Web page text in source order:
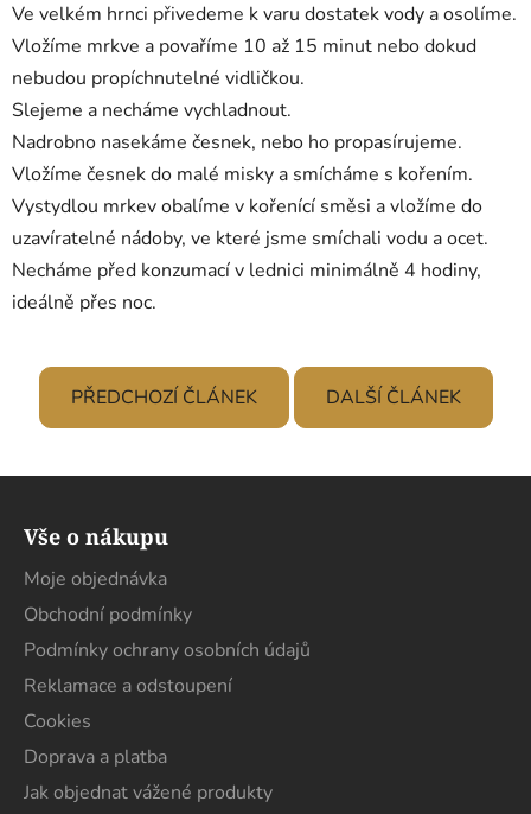
Ve velkém hrnci přivedeme k varu dostatek vody a osolíme.
Vložíme mrkve a povaříme 10 až 15 minut nebo dokud
nebudou propíchnutelné vidličkou.
Slejeme a necháme vychladnout.
Nadrobno nasekáme česnek, nebo ho propasírujeme.
Vložíme česnek do malé misky a smícháme s kořením.
Vystydlou mrkev obalíme v kořenící směsi a vložíme do
uzavíratelné nádoby, ve které jsme smíchali vodu a ocet.
Necháme před konzumací v lednici minimálně 4 hodiny,
ideálně přes noc.
PŘEDCHOZÍ ČLÁNEK DALŠÍ ČLÁNEK
Vše o nákupu
Moje objednávka
Obchodní podmínky
Podmínky ochrany osobních údajů
Reklamace a odstoupení
Cookies
Doprava a platba
Jak objednat vážené produkty